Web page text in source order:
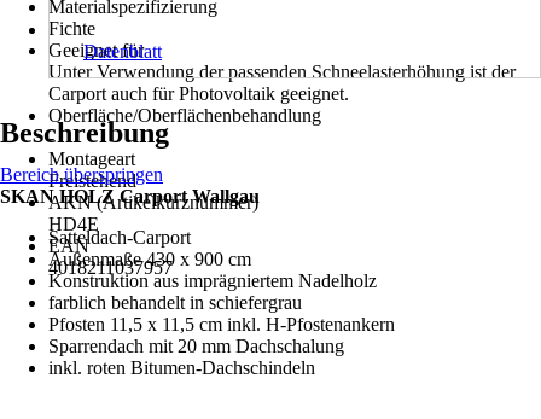
Materialspezifizierung
Fichte
Geeignet für
Unter Verwendung der passenden Schneelasterhöhung ist der
Carport auch für Photovoltaik geeignet.
Oberfläche/Oberflächenbehandlung
-
Montageart
Freistehend
AKN (Artikelkurznummer)
HD4E
EAN
4018211037957
Datenblatt
Beschreibung
Bereich überspringen
SKAN HOLZ Carport Wallgau
Satteldach-Carport
Außenmaße 430 x 900 cm
Konstruktion aus imprägniertem Nadelholz
farblich behandelt in schiefergrau
Pfosten 11,5 x 11,5 cm inkl. H-Pfostenankern
Sparrendach mit 20 mm Dachschalung
inkl. roten Bitumen-Dachschindeln